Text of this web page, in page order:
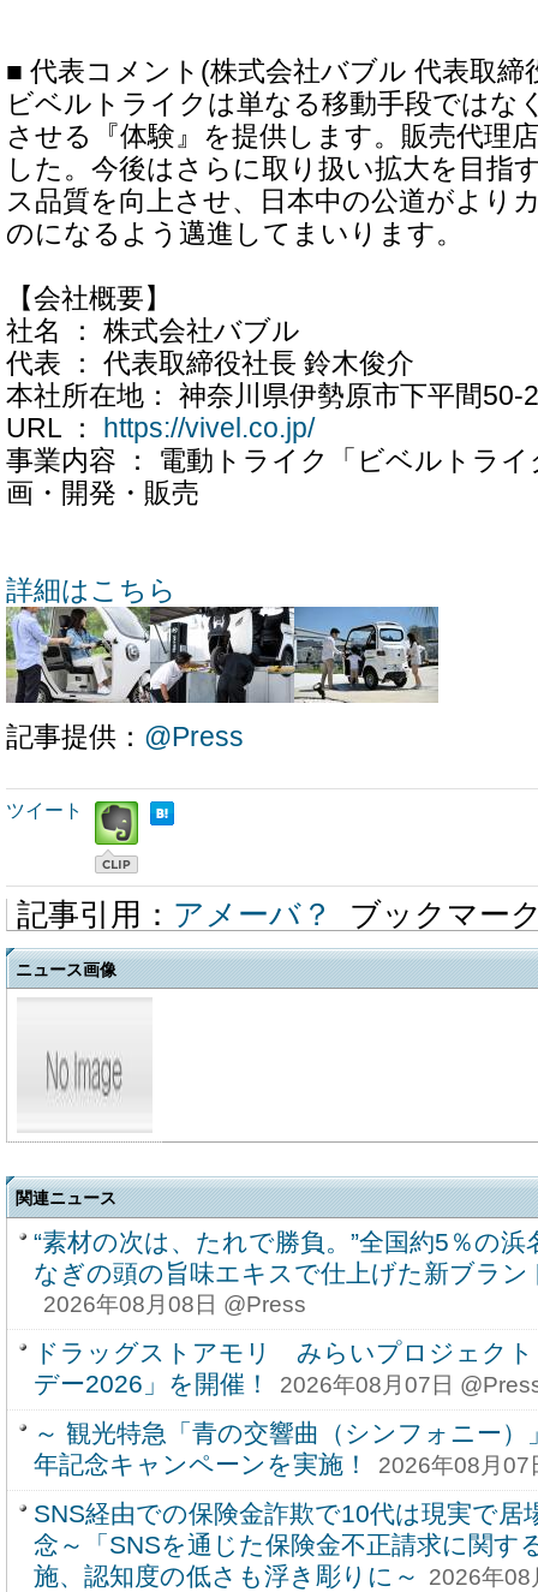
■ 代表コメント(株式会社バブル 代表取締
ビベルトライクは単なる移動手段ではな
させる『体験』を提供します。販売代理
した。今後はさらに取り扱い拡大を目指
ス品質を向上させ、日本中の公道がより
のになるよう邁進してまいります。
【会社概要】
社名 ： 株式会社バブル
代表 ： 代表取締役社長 鈴木俊介
本社所在地： 神奈川県伊勢原市下平間50-2
URL ：
https://vivel.co.jp/
事業内容 ： 電動トライク「ビベルトラ
画・開発・販売
詳細はこちら
記事提供： @Press
ツイート
記事引用： アメーバ？ ブックマー
ニュース画像
関連ニュース
“素材の次は、たれで勝負。”全国約5％の
なぎの頭の旨味エキスで仕上げた新ブラン
2026年08月08日 @Press
ドラッグストアモリ みらいプロジェクト
デー2026」を開催！
2026年08月07日
～ 観光特急「青の交響曲（シンフォニー）
年記念キャンペーンを実施！
2026年08月07
SNS経由での保険金詐欺で10代は現実で居
念～「SNSを通じた保険金不正請求に関す
施、認知度の低さも浮き彫りに～
2026年08